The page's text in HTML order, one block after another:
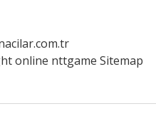
online nttgame Sitemap